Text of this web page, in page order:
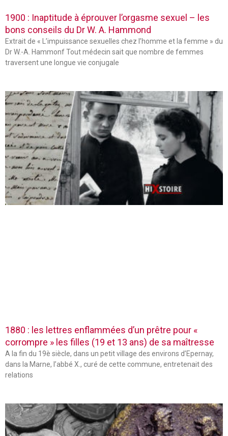
1900 : Inaptitude à éprouver l’orgasme sexuel – les
bons conseils du Dr W. A. Hammond
Extrait de « L’impuissance sexuelles chez l’homme et la femme » du
Dr W.-A. Hammonf Tout médecin sait que nombre de femmes
traversent une longue vie conjugale
1880 : les lettres enflammées d’un prêtre pour «
corrompre » les filles (19 et 13 ans) de sa maîtresse
A la fin du 19è siècle, dans un petit village des environs d’Epernay,
dans la Marne, l’abbé X., curé de cette commune, entretenait des
relations